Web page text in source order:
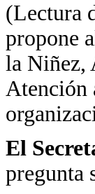
(Lectura
propone
la Niñez,
Atención
El
pregunta